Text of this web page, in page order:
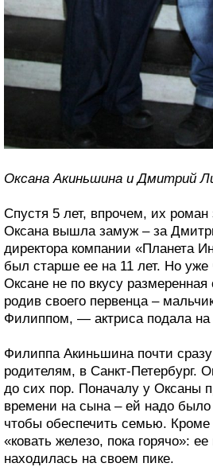
Оксана Акиньшина и Дмитрий
Спустя 5 лет, впрочем, их
Оксана вышла замуж – за
директора компании «Планета
был старше ее на 11 лет. Но уже
Оксане не по вкусу
родив своего первенца –
Филиппом, — актриса подала на
Филиппа Акиньшина почти
родителям, в Санкт-Петербург.
до сих пор. Поначалу у Оксаны
времени на сына – ей надо было
чтобы обеспечить семью. Кроме
«ковать железо, пока горячо»: ее
находилась на своем пике.